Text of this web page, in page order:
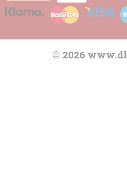
© 2026